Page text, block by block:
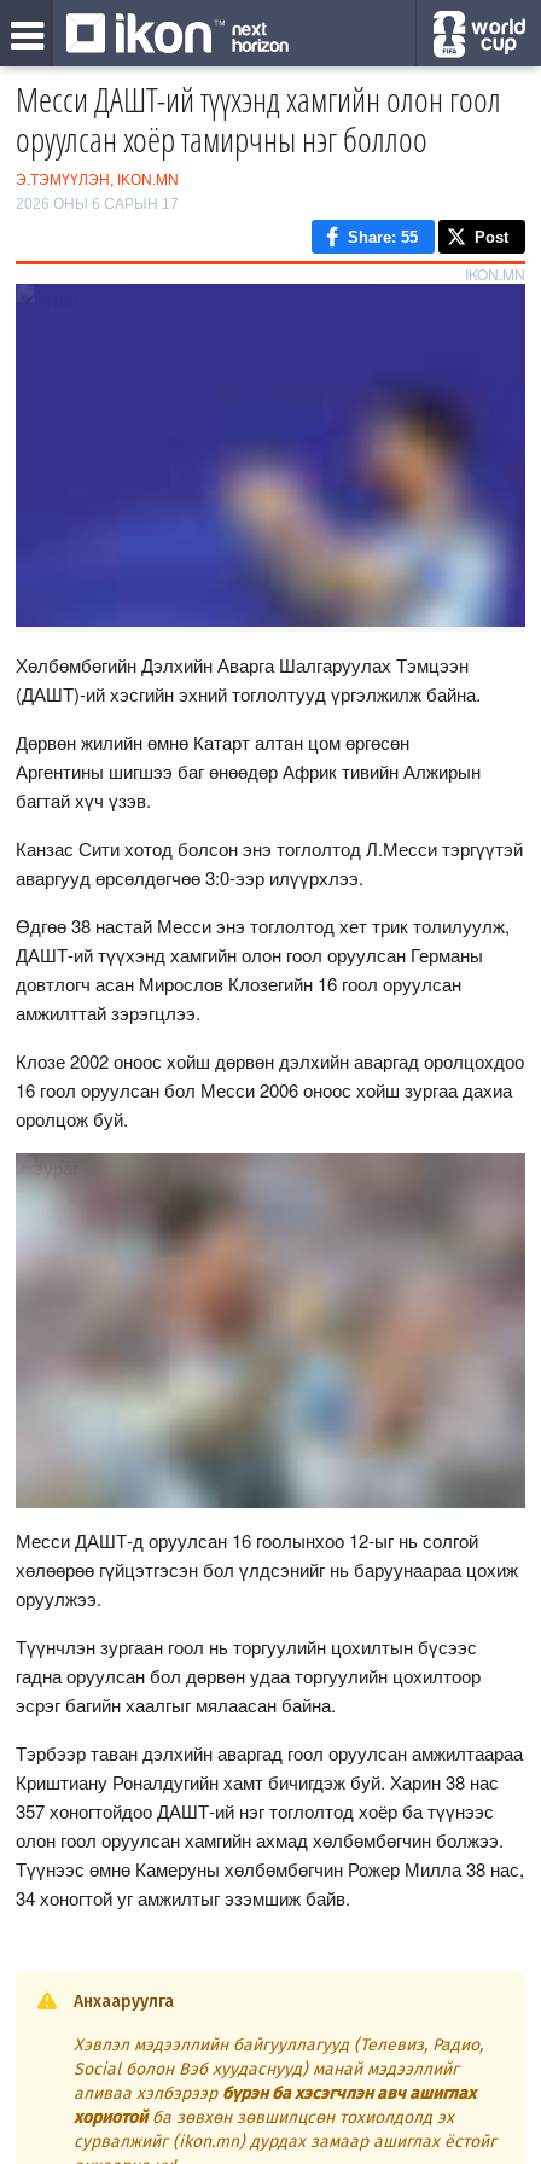
Месси ДАШТ-ий түүхэнд хамгийн олон гоол
оруулсан хоёр тамирчны нэг боллоо
Э.ТЭМҮҮЛЭН, IKON.MN
2026 ОНЫ 6 САРЫН 17
Share: 55 Post
IKON.MN
Хөлбөмбөгийн Дэлхийн Аварга Шалгаруулах Тэмцээн
(ДАШТ)-ий хэсгийн эхний тоглолтууд үргэлжилж байна.
Дөрвөн жилийн өмнө Катарт алтан цом өргөсөн
Аргентины шигшээ баг өнөөдөр Африк тивийн Алжирын
багтай хүч үзэв.
Канзас Сити хотод болсон энэ тоглолтод Л.Месси тэргүүтэй
аваргууд өрсөлдөгчөө 3:0-ээр илүүрхлээ.
Өдгөө 38 настай Месси энэ тоглолтод хет трик толилуулж,
ДАШТ-ий түүхэнд хамгийн олон гоол оруулсан Германы
довтлогч асан Мирослов Клозегийн 16 гоол оруулсан
амжилттай зэрэгцлээ.
Клозе 2002 оноос хойш дөрвөн дэлхийн аваргад оролцохдоо
16 гоол оруулсан бол Месси 2006 оноос хойш зургаа дахиа
оролцож буй.
Месси ДАШТ-д оруулсан 16 гоолынхоо 12-ыг нь солгой
хөлөөрөө гүйцэтгэсэн бол үлдсэнийг нь баруунаараа цохиж
оруулжээ.
Түүнчлэн зургаан гоол нь торгуулийн цохилтын бүсээс
гадна оруулсан бол дөрвөн удаа торгуулийн цохилтоор
эсрэг багийн хаалгыг мялаасан байна.
Тэрбээр таван дэлхийн аваргад гоол оруулсан амжилтаараа
Криштиану Роналдугийн хамт бичигдэж буй. Харин 38 нас
357 хоногтойдоо ДАШТ-ий нэг тоглолтод хоёр ба түүнээс
олон гоол оруулсан хамгийн ахмад хөлбөмбөгчин болжээ.
Түүнээс өмнө Камеруны хөлбөмбөгчин Рожер Милла 38 нас,
34 хоногтой уг амжилтыг эзэмшиж байв.
Анхааруулга
Хэвлэл мэдээллийн байгууллагууд (Телевиз, Радио,
Social болон Вэб хуудаснууд) манай мэдээллийг
аливаа хэлбэрээр бүрэн ба хэсэгчлэн авч ашиглах
хориотойба зөвхөн зөвшилцсөн тохиолдолд эх
сурвалжийг (ikon.mn) дурдах замаар ашиглах ёстойг